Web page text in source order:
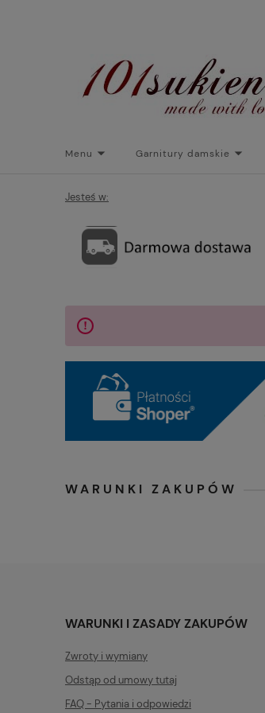
Menu Garnitury damskie
Torebki do sukienek
Jesteś w:
WARUNKI ZAKUPÓW
WARUNKI I ZASADY ZAKUPÓW
Zwroty i wymiany
Odstąp od umowy tutaj
FAQ - Pytania i odpowiedzi